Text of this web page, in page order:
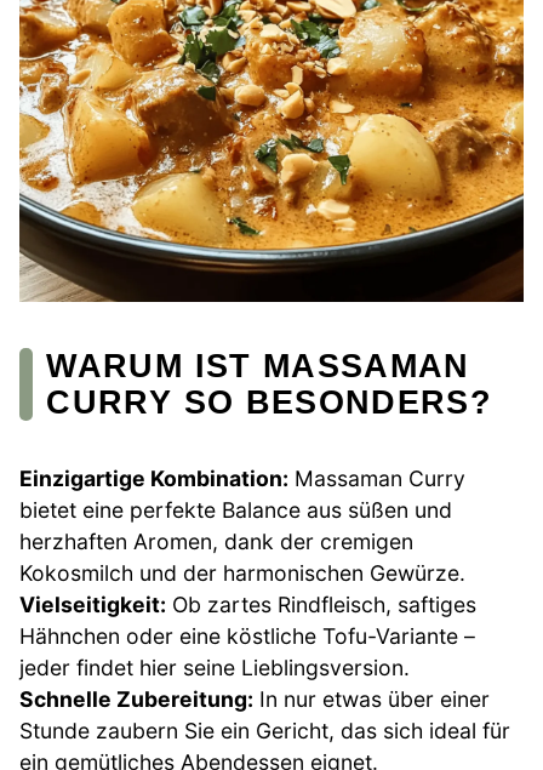
WARUM IST MASSAMAN
CURRY SO BESONDERS?
Einzigartige Kombination: Massaman Curry
bietet eine perfekte Balance aus süßen und
herzhaften Aromen, dank der cremigen
Kokosmilch und der harmonischen Gewürze.
Vielseitigkeit: Ob zartes Rindfleisch, saftiges
Hähnchen oder eine köstliche Tofu-Variante –
jeder findet hier seine Lieblingsversion.
Schnelle Zubereitung: In nur etwas über einer
Stunde zaubern Sie ein Gericht, das sich ideal für
ein gemütliches Abendessen eignet.